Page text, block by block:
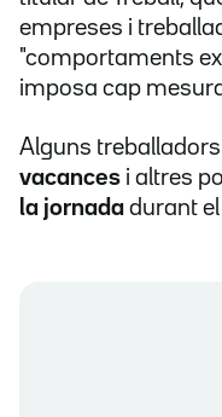
empreses i
"comportaments
imposa cap
Alguns
vacances i altres
la jornada durant